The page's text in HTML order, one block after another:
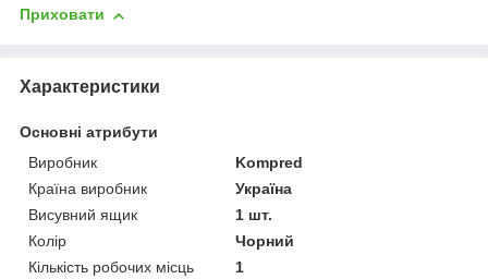
Приховати
Характеристики
Основні атрибути
Виробник
Kompred
Країна виробник
Україна
Висувний ящик
1 шт.
Колір
Чорний
Кількість робочих місць
1